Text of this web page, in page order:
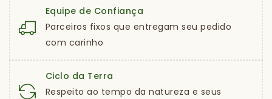
Equipe de Confiança
Parceiros fixos que entregam seu pedido
com carinho
Ciclo da Terra
Respeito ao tempo da natureza e seus